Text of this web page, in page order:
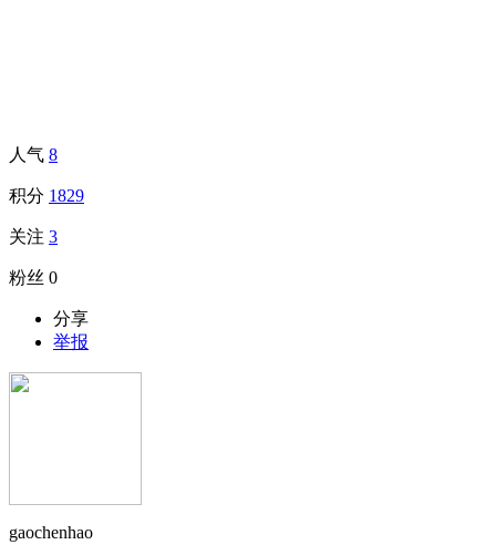
人气 8
积分 1829
关注 3
粉丝 0
分享
举报
gaochenhao